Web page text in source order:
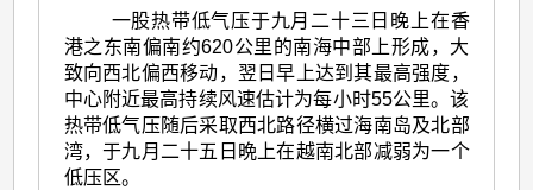
一股热带低气压于九月二十三日晚上在香
港之东南偏南约620公里的南海中部上形成，大
致向西北偏西移动，翌日早上达到其最高强度，
中心附近最高持续风速估计为每小时55公里。该
热带低气压随后采取西北路径横过海南岛及北部
湾，于九月二十五日晩上在越南北部减弱为一个
低压区。